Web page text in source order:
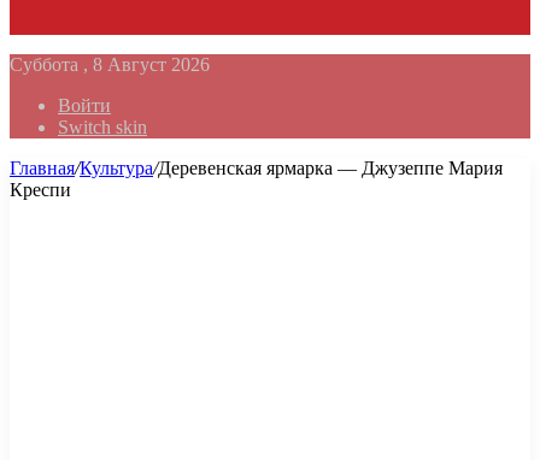
Суббота , 8 Август 2026
Войти
Switch skin
Главная/Культура/Деревенская ярмарка — Джузеппе Мария
Креспи